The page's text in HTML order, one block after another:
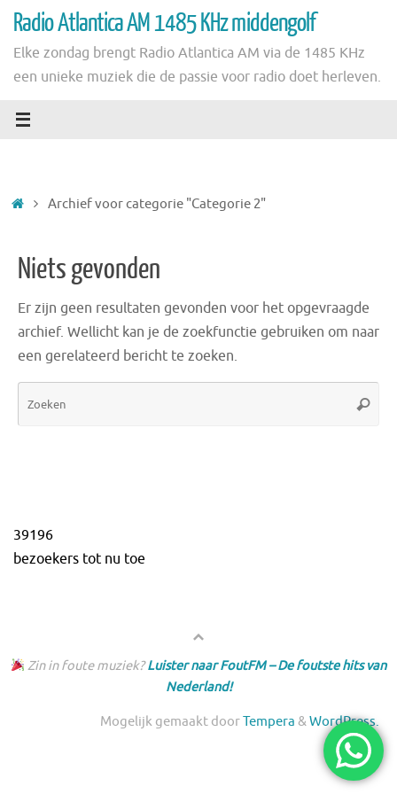
Ga
naar
de
inhoud
Radio Atlantica AM 1485 KHz middengolf
Elke zondag brengt Radio Atlantica AM via de 1485 KHz
een unieke muziek die de passie voor radio doet herleven.
HomeArchief voor categorie "Categorie 2"
Niets gevonden
Er zijn geen resultaten gevonden voor het opgevraagde
archief. Wellicht kan je de zoekfunctie gebruiken om naar
een gerelateerd bericht te zoeken.
39196
bezoekers tot nu toe
Zin in foute muziek?Luister naar FoutFM – De foutste hits van
Nederland!
Mogelijk gemaakt doorTempera &WordPress.